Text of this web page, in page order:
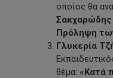
οποίος θα
Σακχαρώδης
Πρόληψη
Γλυκερία
θέμα: «Κατά